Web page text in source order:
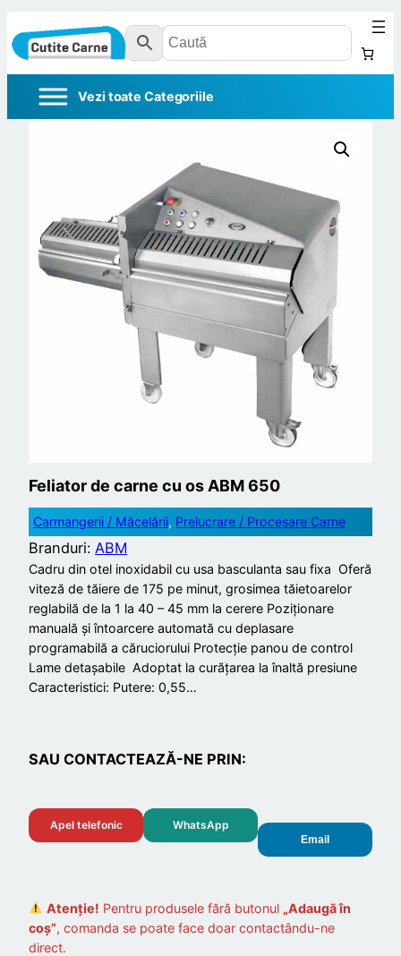
Feliator de carne cu os ABM 650
Carmangerii / Măcelării, Prelucrare / Procesare Carne
Branduri: ABM
Cadru din otel inoxidabil cu usa basculanta sau fixa Oferă
viteză de tăiere de 175 pe minut, grosimea tăietoarelor
reglabilă de la 1 la 40 – 45 mm la cerere Poziționare
manuală și întoarcere automată cu deplasare
programabilă a căruciorului Protecție panou de control
Lame detașabile Adoptat la curățarea la înaltă presiune
Caracteristici: Putere: 0,55…
SAU CONTACTEAZĂ-NE PRIN:
Apel telefonic WhatsApp
Email
Atenție! Pentru produsele fără butonul „Adaugă în
coș”, comanda se poate face doar contactându-ne
direct.